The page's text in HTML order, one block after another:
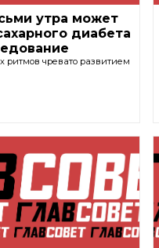
утра может
диабета
чревато развитием